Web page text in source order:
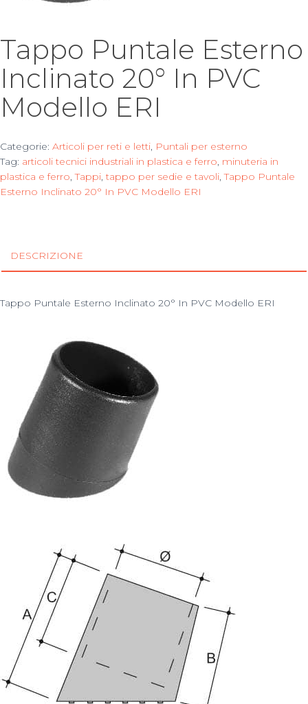
Tappo Puntale Esterno
Inclinato 20° In PVC
Modello ERI
Categorie: Articoli per reti e letti, Puntali per esterno
Tag: articoli tecnici industriali in plastica e ferro, minuteria in
plastica e ferro,Tappi,tappo per sedie e tavoli,Tappo Puntale
Esterno Inclinato 20° In PVC Modello ERI
DESCRIZIONE
Tappo Puntale Esterno Inclinato 20° In PVC Modello ERI